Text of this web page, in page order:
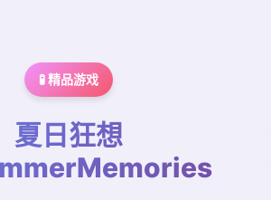
🧪 精品游戏
夏日狂想